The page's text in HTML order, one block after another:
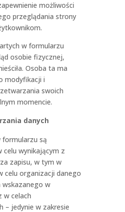
możliwości
przeglądania strony
w formularzu
osobie fizycznej,
Osoba ta ma
modyfikacji i
swoich
momencie.
danych
formularzu są
celu wynikającym z
zapisu, w tym w
celu organizacji danego
wskazanego w
w celach
– jedynie w zakresie